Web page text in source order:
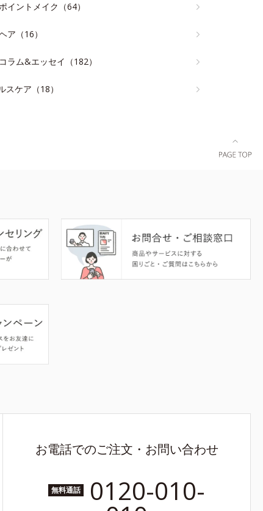
イントメイク（64）
ア（16）
コラム&エッセイ（182）
スケア（18）
お電話でのご注文・お問い合わせ
無料通話 0120-010-